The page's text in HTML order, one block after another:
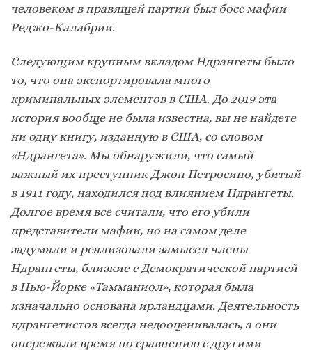
человеком в правящей партии был босс мафии
Реджо-Калабрии.
Следующим крупным вкладом Ндрангеты было
то, что она экспортировала много
криминальных элементов в США. До 2019 эта
история вообще не была известна, вы не найдете
ни одну книгу, изданную в США, со словом
«Ндрангета». Мы обнаружили, что самый
важный их преступник Джон Петросино, убитый
в 1911 году, находился под влиянием Ндрангеты.
Долгое время все считали, что его убили
представители мафии, но на самом деле
задумали и реализовали замысел члены
Ндрангеты, близкие с Демократической партией
в Нью-Йорке «Тамманиол», которая была
изначально основана ирландцами. Деятельность
ндрангетистов всегда недооценивалась, а они
опережали время по сравнению с другими